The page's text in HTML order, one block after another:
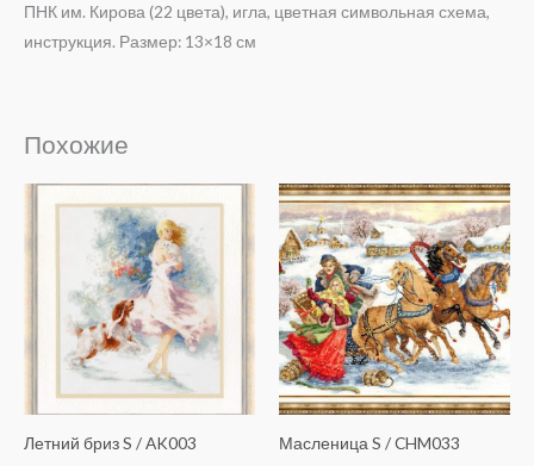
ПНК им. Кирова (22 цвета), игла, цветная символьная схема,
инструкция. Размер: 13×18 см
Похожие
Летний бриз S / AK003 Масленица S / CHM033